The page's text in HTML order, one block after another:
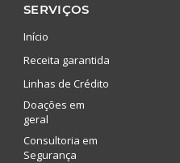
SERVIÇOS
Início
Receita garantida
Linhas de Crédito
Doações em
geral
Consultoria em
Segurança